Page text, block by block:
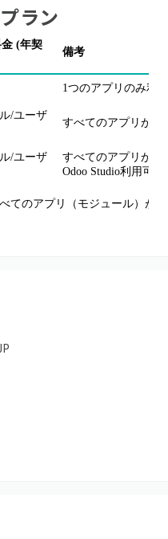
ラン
金 (年契
備考
1つのアプリのみ利
/ユーザ
すべてのアプリが利
/ユーザ
すべてのアプリが利
Odoo Studio利用可能
てのアプリ（モジュール）が